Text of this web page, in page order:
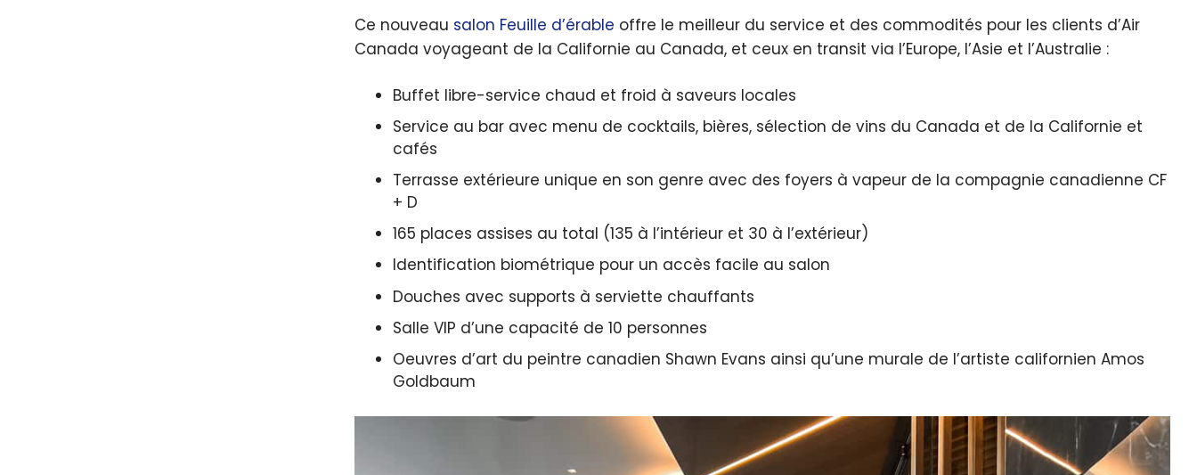
Ce nouveau salon Feuille d’érable offre le meilleur du service et des commodités pour les clients d’Air
Canada voyageant de la Californie au Canada, et ceux en transit via l’Europe, l’Asie et l’Australie :
Buffet libre-service chaud et froid à saveurs locales
Service au bar avec menu de cocktails, bières, sélection de vins du Canada et de la Californie et
cafés
Terrasse extérieure unique en son genre avec des foyers à vapeur de la compagnie canadienne CF
+ D
165 places assises au total (135 à l’intérieur et 30 à l’extérieur)
Identification biométrique pour un accès facile au salon
Douches avec supports à serviette chauffants
Salle VIP d’une capacité de 10 personnes
Oeuvres d’art du peintre canadien Shawn Evans ainsi qu’une murale de l’artiste californien Amos
Goldbaum